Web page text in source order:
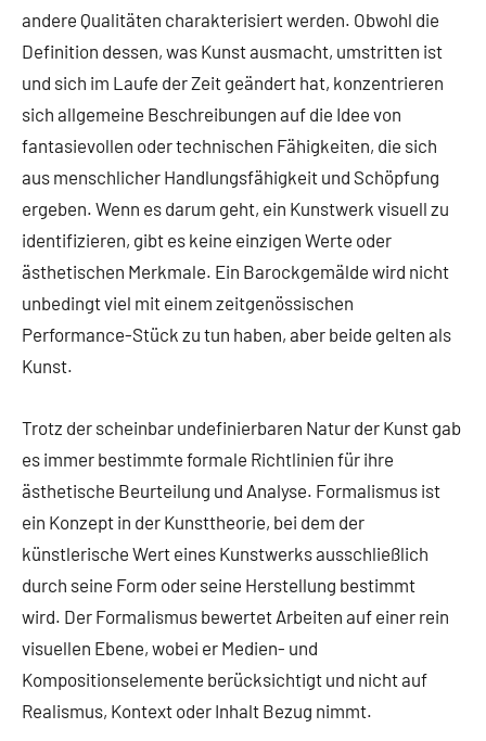
andere Qualitäten charakterisiert werden. Obwohl die
Definition dessen, was Kunst ausmacht, umstritten ist
und sich im Laufe der Zeit geändert hat, konzentrieren
sich allgemeine Beschreibungen auf die Idee von
fantasievollen oder technischen Fähigkeiten, die sich
aus menschlicher Handlungsfähigkeit und Schöpfung
ergeben. Wenn es darum geht, ein Kunstwerk visuell zu
identifizieren, gibt es keine einzigen Werte oder
ästhetischen Merkmale. Ein Barockgemälde wird nicht
unbedingt viel mit einem zeitgenössischen
Performance-Stück zu tun haben, aber beide gelten als
Kunst.
Trotz der scheinbar undefinierbaren Natur der Kunst gab
es immer bestimmte formale Richtlinien für ihre
ästhetische Beurteilung und Analyse. Formalismus ist
ein Konzept in der Kunsttheorie, bei dem der
künstlerische Wert eines Kunstwerks ausschließlich
durch seine Form oder seine Herstellung bestimmt
wird. Der Formalismus bewertet Arbeiten auf einer rein
visuellen Ebene, wobei er Medien- und
Kompositionselemente berücksichtigt und nicht auf
Realismus, Kontext oder Inhalt Bezug nimmt.